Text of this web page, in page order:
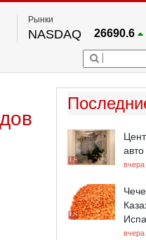
Рынки
NASDAQ 26690.6
FTSE 100 67.17
54036.9
S&P 500
NYSE 24595.2
вчера
вчера